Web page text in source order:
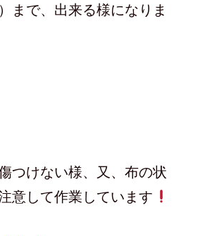
まで、出来る様になりま
つけない様、又、布の状
意して作業しています